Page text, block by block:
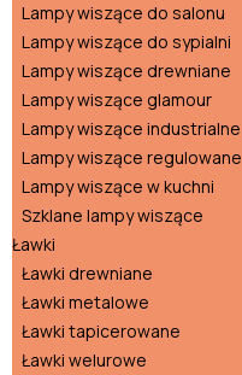
Lampy wiszące do salonu
Lampy wiszące do sypialni
Lampy wiszące drewniane
Lampy wiszące glamour
Lampy wiszące industrialne
Lampy wiszące regulowane
Lampy wiszące w kuchni
Szklane lampy wiszące
Ławki
Ławki drewniane
Ławki metalowe
Ławki tapicerowane
Ławki welurowe